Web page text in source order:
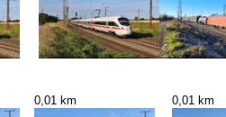
0,01 km 0,01 km